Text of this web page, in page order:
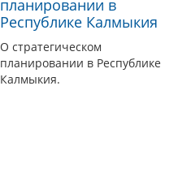
планировании в
Республике Калмыкия
О стратегическом
планировании в Республике
Калмыкия.